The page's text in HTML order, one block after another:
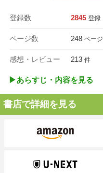
登録数 2845 登録
ページ数 248 ページ
感想・レビュー 213 件
▶︎あらすじ・内容を見る
書店で詳細を見る